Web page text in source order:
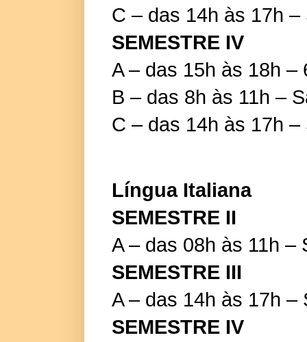
C – das 14h às 17h –
SEMESTRE IV
A – das 15h às 18h –
B – das 8h às 11h –
C – das 14h às 17h –
Língua Italiana
SEMESTRE II
A – das 08h às 11h –
SEMESTRE III
A – das 14h às 17h –
SEMESTRE IV